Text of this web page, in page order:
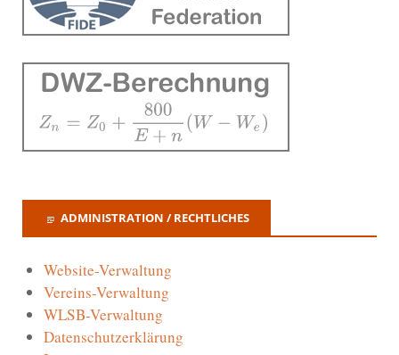
ADMINISTRATION / RECHTLICHES
Website-Verwaltung
Vereins-Verwaltung
WLSB-Verwaltung
Datenschutzerklärung